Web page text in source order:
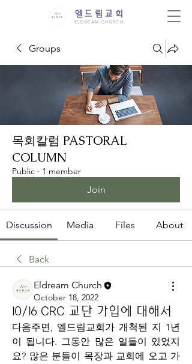
엘드림교회
ELDREAM CHURCH
Groups
목회칼럼 PASTORAL
COLUMN
Public · 1 member
Join
Discussion Media Files About
Back
Eldream Church
October 18, 2022
10/16 CRC 교단 가입에 대해서
다음주면, 엘드림교회가 개척된 지 1년
이 됩니다. 그동안 많은 일들이 있었지
요? 많은 분들이 목장과 교회에 오고 가